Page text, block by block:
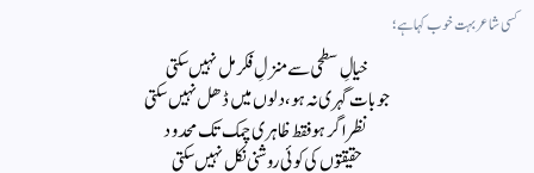
کسی شاعر بہت خوب کہا ہے؛
خیالِ سطحی سے منزلِ فکر مل نہیں سکتی
جو بات گہری نہ ہو، دلوں میں ڈھل نہیں سکتی
نظر اگر ہو فقط ظاہری چمک تک محدود
حقیقتوں کی کوئی روشنی نکل نہیں سکتی